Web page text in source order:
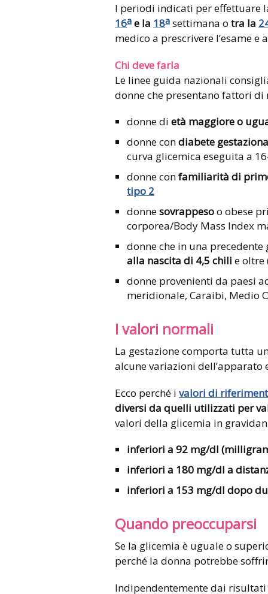
I periodi indicati per effettuare
16a e la 18a settimana o tra la
medico a prescrivere l’esame
Chi deve farla
Le linee guida nazionali
donne che presentano fattori di
donne di età maggiore o
donne condiabete
curva glicemica eseguita a
donne confamiliarità di
tipo 2
donnesovrappesoo obese
corporea/Body Mass Index
donne che in una
alla nascita di 4,5 chili e oltre
donne provenienti da paesi
meridionale, Caraibi, Medio
I valori normali
La gestazione comporta tutta
alcune variazioni
Ecco perché i valori di
diversi da quelli utilizzati per
valori della glicemia in
inferiori a 92 mg/dl
inferiori a 180 mg/dl a
inferiori a 153 mg/dl dopo
Quando preoccuparsi
Se la glicemia è uguale o
perché la donna potrebbe
Indipendentemente dai